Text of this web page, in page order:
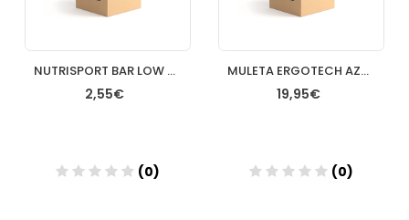
NUTRISPORT BAR LOW CARBS HIGH PROTEIN BROWNIE 60 G
2,55€
(0)
MULETA ERGOTECH AZUL 1 MULETA PRIM
19,95€
(0)